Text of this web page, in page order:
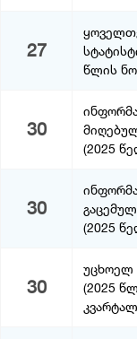
27
წლის
30
(2025
30
(2025
30
უცხოელ
(2025